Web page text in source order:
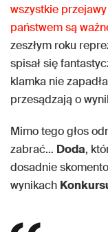
wszystkie
państwem są
zeszłym roku
spisał się
klamka nie
przesądzają o
Mimo tego głos
zabrać… Doda,
dosadnie
wynikach